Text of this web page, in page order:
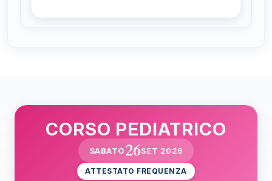
CORSO PEDIATRICO
SABATO26SET 2026
ATTESTATO FREQUENZA